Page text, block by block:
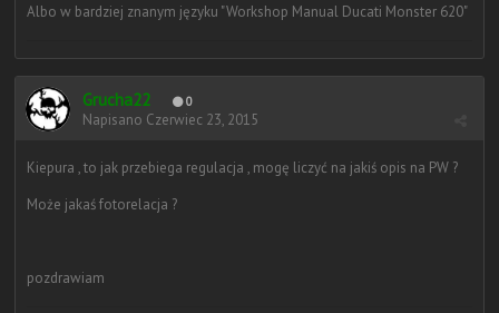
Albo w bardziej znanym języku "Workshop Manual Ducati Monster 620"
Grucha22 0
Napisano Czerwiec 23, 2015
Kiepura , to jak przebiega regulacja , mogę liczyć na jakiś opis na PW ?
Może jakaś fotorelacja ?
pozdrawiam